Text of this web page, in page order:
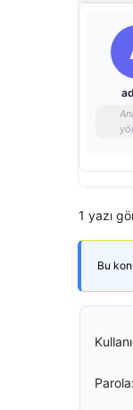
1 yazı
Bu
Parola: